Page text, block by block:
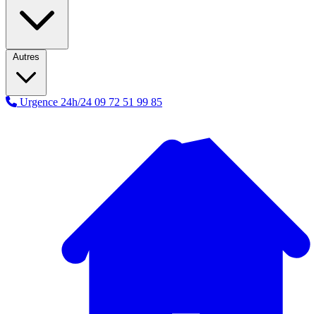
Autres
Urgence 24h/24 09 72 51 99 85